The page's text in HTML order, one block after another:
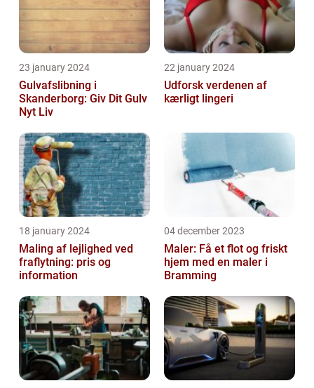
23 january 2024
Gulvafslibning i
Skanderborg: Giv Dit Gulv
Nyt Liv
22 january 2024
Udforsk verdenen af
kærligt lingeri
18 january 2024
Maling af lejlighed ved
fraflytning: pris og
information
04 december 2023
Maler: Få et flot og friskt
hjem med en maler i
Bramming